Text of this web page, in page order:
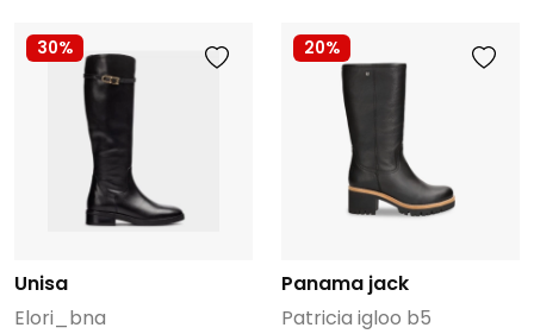
30%
Unisa
Elori_bna
20%
Panama jack
Patricia igloo b5